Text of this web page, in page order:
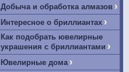
Добыча и обработка алмазов ›
Интересное о бриллиантах ›
Как подобрать ювелирные
украшения с бриллиантами ›
Ювелирные дома ›